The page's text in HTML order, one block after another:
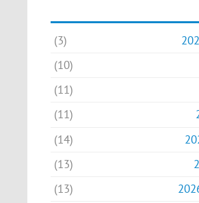
(3)
(10)
(11)
(11)
(14)
(13)
(13)